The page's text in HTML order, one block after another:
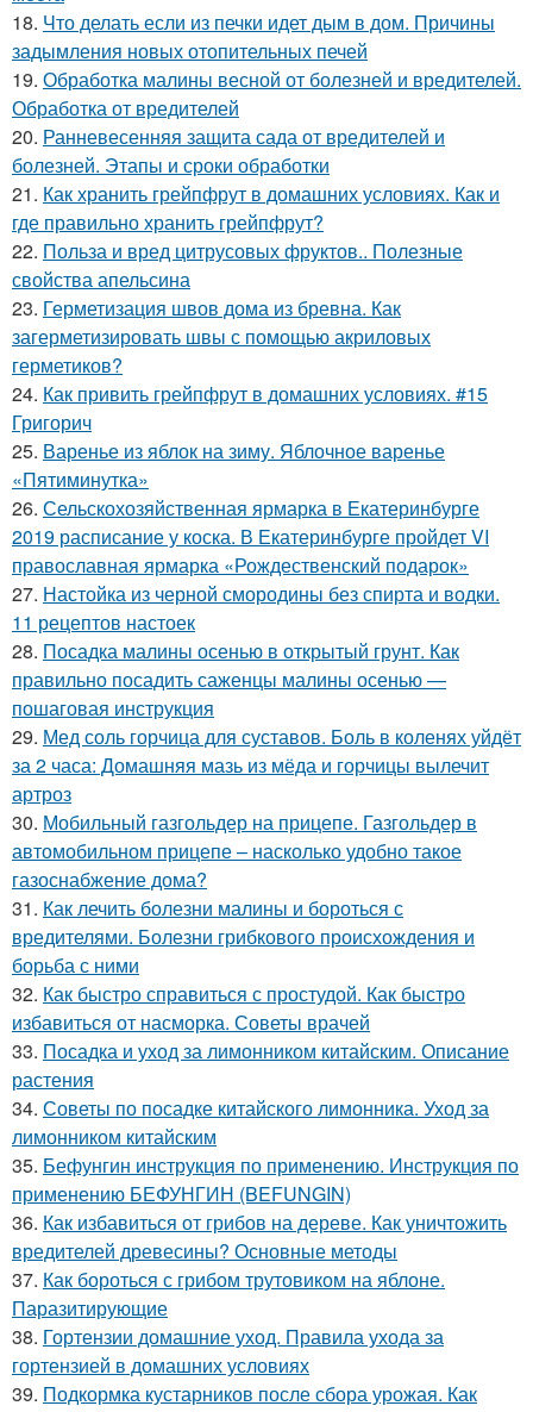
18. Что делать если из печки идет дым в дом. Причины
задымления новых отопительных печей
19. Обработка малины весной от болезней и вредителей.
Обработка от вредителей
20. Ранневесенняя защита сада от вредителей и
болезней. Этапы и сроки обработки
21. Как хранить грейпфрут в домашних условиях. Как и
где правильно хранить грейпфрут?
22. Польза и вред цитрусовых фруктов.. Полезные
свойства апельсина
23. Герметизация швов дома из бревна. Как
загерметизировать швы с помощью акриловых
герметиков?
24. Как привить грейпфрут в домашних условиях. #15
Григорич
25. Варенье из яблок на зиму. Яблочное варенье
«Пятиминутка»
26. Сельскохозяйственная ярмарка в Екатеринбурге
2019 расписание у коска. В Екатеринбурге пройдет VI
православная ярмарка «Рождественский подарок»
27. Настойка из черной смородины без спирта и водки.
11 рецептов настоек
28. Посадка малины осенью в открытый грунт. Как
правильно посадить саженцы малины осенью —
пошаговая инструкция
29. Мед соль горчица для суставов. Боль в коленях уйдёт
за 2 часа: Домашняя мазь из мёда и горчицы вылечит
артроз
30. Мобильный газгольдер на прицепе. Газгольдер в
автомобильном прицепе – насколько удобно такое
газоснабжение дома?
31. Как лечить болезни малины и бороться с
вредителями. Болезни грибкового происхождения и
борьба с ними
32. Как быстро справиться с простудой. Как быстро
избавиться от насморка. Советы врачей
33. Посадка и уход за лимонником китайским. Описание
растения
34. Советы по посадке китайского лимонника. Уход за
лимонником китайским
35. Бефунгин инструкция по применению. Инструкция по
применению БЕФУНГИН (BEFUNGIN)
36. Как избавиться от грибов на дереве. Как уничтожить
вредителей древесины? Основные методы
37. Как бороться с грибом трутовиком на яблоне.
Паразитирующие
38. Гортензии домашние уход. Правила ухода за
гортензией в домашних условиях
39. Подкормка кустарников после сбора урожая. Как